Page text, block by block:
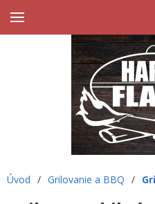
Úvod / Grilovanie a BBQ /